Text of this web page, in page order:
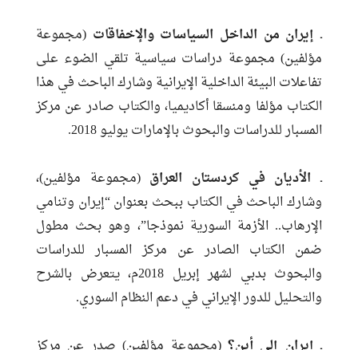
ـ إيران من الداخل السياسات والإخفاقات (مجموعة
مؤلفين) مجموعة دراسات سياسية تلقي الضوء على
تفاعلات البيئة الداخلية الإيرانية وشارك الباحث في هذا
الكتاب مؤلفا ومنسقا أكاديميا، والكتاب صادر عن مركز
المسبار للدراسات والبحوث بالإمارات يوليو 2018.
ـ الأديان في كردستان العراق (مجموعة مؤلفين)،
وشارك الباحث في الكتاب ببحث بعنوان “إيران وتنامي
الإرهاب.. الأزمة السورية نموذجا”، وهو بحث مطول
ضمن الكتاب الصادر عن مركز المسبار للدراسات
والبحوث بدبي لشهر إبريل 2018م، يتعرض بالشرح
والتحليل للدور الإيراني في دعم النظام السوري.